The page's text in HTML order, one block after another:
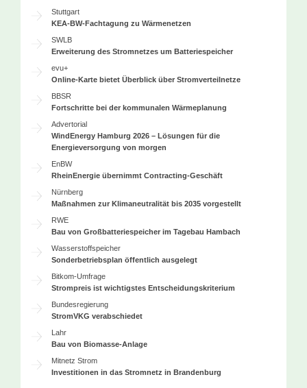
Stuttgart
KEA-BW-Fachtagung zu Wärmenetzen
SWLB
Erweiterung des Stromnetzes um Batteriespeicher
evu+
Online-Karte bietet Überblick über Stromverteilnetze
BBSR
Fortschritte bei der kommunalen Wärmeplanung
Advertorial
WindEnergy Hamburg 2026 – Lösungen für die
Energieversorgung von morgen
EnBW
RheinEnergie übernimmt Contracting-Geschäft
Nürnberg
Maßnahmen zur Klimaneutralität bis 2035 vorgestellt
RWE
Bau von Großbatteriespeicher im Tagebau Hambach
Wasserstoffspeicher
Sonderbetriebsplan öffentlich ausgelegt
Bitkom-Umfrage
Strompreis ist wichtigstes Entscheidungskriterium
Bundesregierung
StromVKG verabschiedet
Lahr
Bau von Biomasse-Anlage
Mitnetz Strom
Investitionen in das Stromnetz in Brandenburg